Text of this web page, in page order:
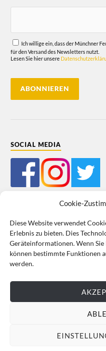
Cookie-
Diese Website verwendet
Erlebnis zu bieten. Dies
Geräteinformationen. Wenn
können bestimmte Funktionen
werden.
Ich willige ein, dass der Münchner
für den Versand des Newsletters nutzt.
Lesen Sie hier unsere
SOCIAL MEDIA
Mein Bestellkonto
Cookie-Richtlinie (EU)
VERTRAG